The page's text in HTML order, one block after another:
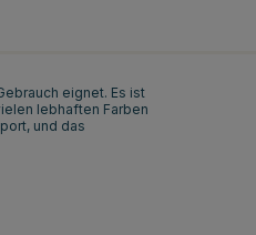
eignet. Es ist
lebhaften Farben
und das